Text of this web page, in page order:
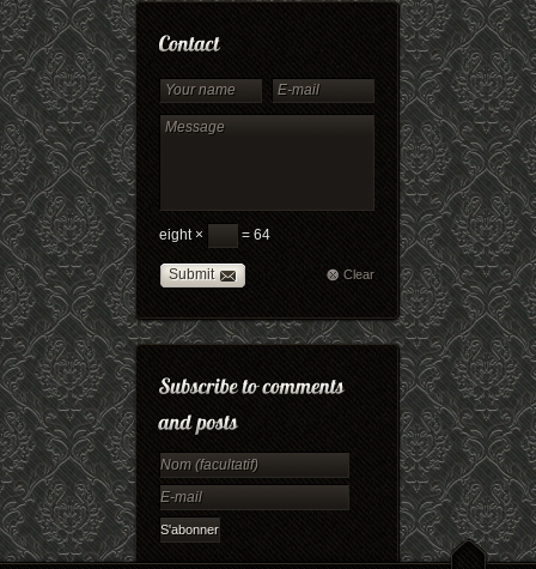
eight × = 64
Submit Clear